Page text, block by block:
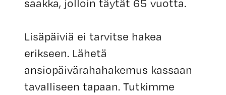
saakka, jolloin täytät 65 vuotta.
Lisäpäiviä ei tarvitse hakea
erikseen. Lähetä
ansiopäivärahahakemus kassaan
tavalliseen tapaan. Tutkimme